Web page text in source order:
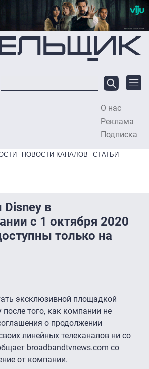
содержанию
О нас
Реклама
Подписка
НОВОСТИ КАНАЛОВ
СТАТЬИ
в
с 1 октября 2020
только на
эксклюзивной площадкой
после того, как компании не
о продолжении
линейных телеканалов ни со
broadbandtvnews.com со
от компании.